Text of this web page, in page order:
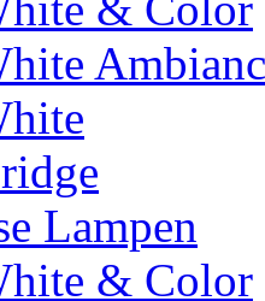
Lampen
& Color